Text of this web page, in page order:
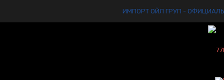
ИМПОРТ ОЙЛ ГРУП -